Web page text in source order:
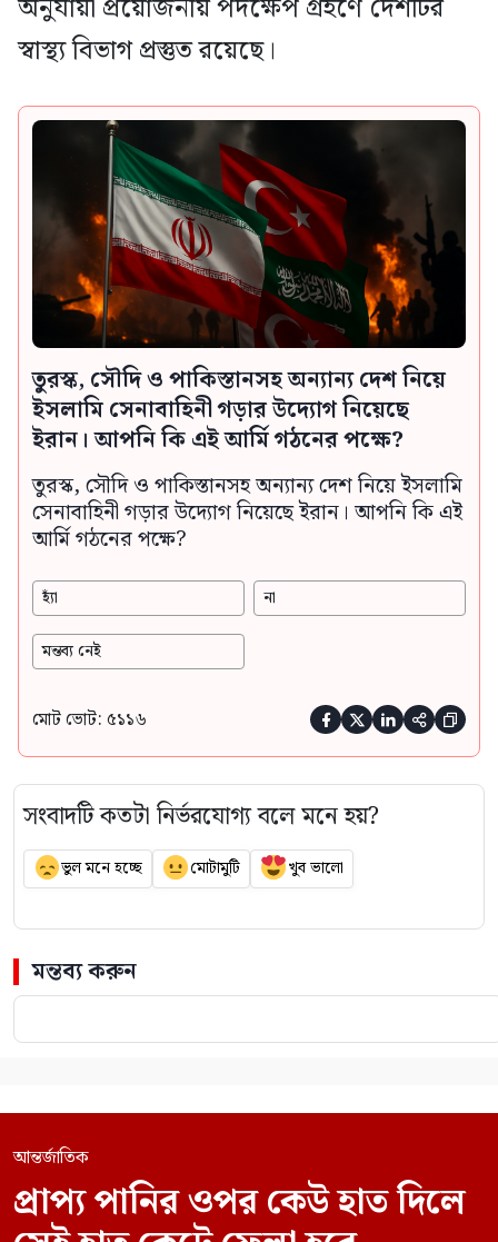
অনুযায়ী প্রয়োজনীয় পদক্ষেপ গ্রহণে দেশটির
স্বাস্থ্য বিভাগ প্রস্তুত রয়েছে।
তুরস্ক, সৌদি ও পাকিস্তানসহ অন্যান্য দেশ নিয়ে
ইসলামি সেনাবাহিনী গড়ার উদ্যোগ নিয়েছে
ইরান। আপনি কি এই আর্মি গঠনের পক্ষে?
তুরস্ক, সৌদি ও পাকিস্তানসহ অন্যান্য দেশ নিয়ে ইসলামি
সেনাবাহিনী গড়ার উদ্যোগ নিয়েছে ইরান। আপনি কি এই
আর্মি গঠনের পক্ষে?
হ্যাঁ না
মন্তব্য নেই
মোট ভোট: ৫১১৬     
সংবাদটি কতটা নির্ভরযোগ্য বলে মনে হয়?
ভুল মনে হচ্ছে মোটামুটি খুব ভালো
মন্তব্য করুন
আন্তর্জাতিক
প্রাপ্য পানির ওপর কেউ হাত দিলে